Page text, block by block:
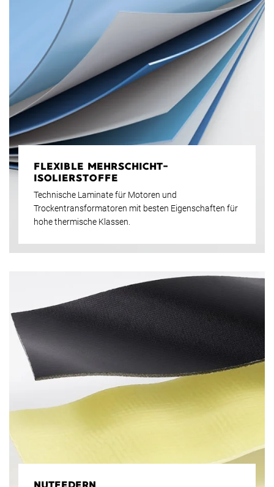
FLEXIBLE MEHRSCHICHT-
ISOLIERSTOFFE
Technische Laminate für Motoren und
Trockentransformatoren mit besten Eigenschaften für
hohe thermische Klassen.
NUTFEDERN